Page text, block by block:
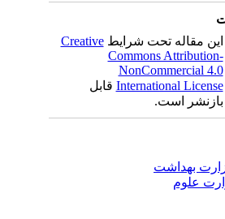
این مقاله تحت شرایطCreative
Commons
NonCommercial
Internationalقابل
بازنشر است.
بهداشت
علوم